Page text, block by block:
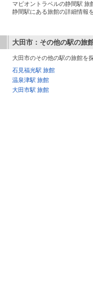
マピオントラベルの静間駅 旅
静間駅にある旅館の詳細情報
大田市：その他の駅の旅
大田市のその他の駅の旅館を
石見福光駅 旅館
温泉津駅 旅館
大田市駅 旅館